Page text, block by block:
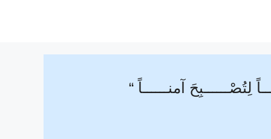
لِتُصْــــــبِحَ آمنــــــاً “